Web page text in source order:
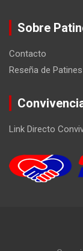
Sobre
Contacto
Reseña de
Link Directo